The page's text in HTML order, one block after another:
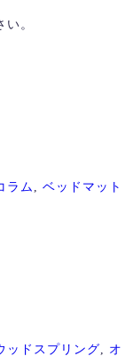
。
ラム, ベッドマット
ッドスプリング, オ